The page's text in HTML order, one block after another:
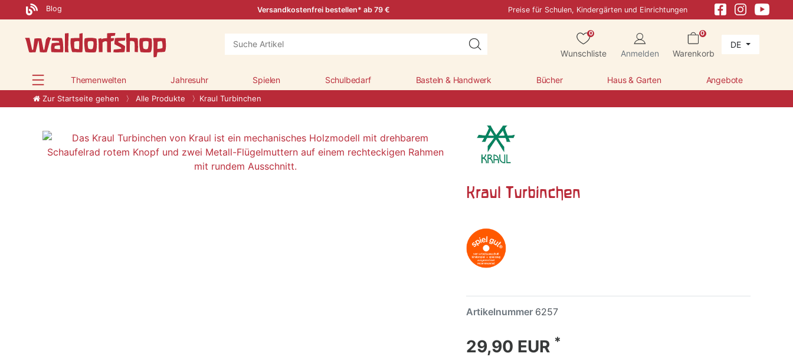
Blog Versandkostenfrei bestellen* ab 79 € Preise für Schulen, Kindergärten und Einrichtungen
0
Wunschliste Anmelden
0
Warenkorb
DE
Themenwelten Jahresuhr Spielen Schulbedarf Basteln & Handwerk Bücher Haus & Garten Angebote
Zur Startseite gehen Alle Produkte Kraul Turbinchen
Kraul Turbinchen
Artikelnummer 6257
29,90 EUR *